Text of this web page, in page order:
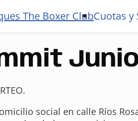
The Boxer ClubCuotas y
Junio
social en calle Ríos